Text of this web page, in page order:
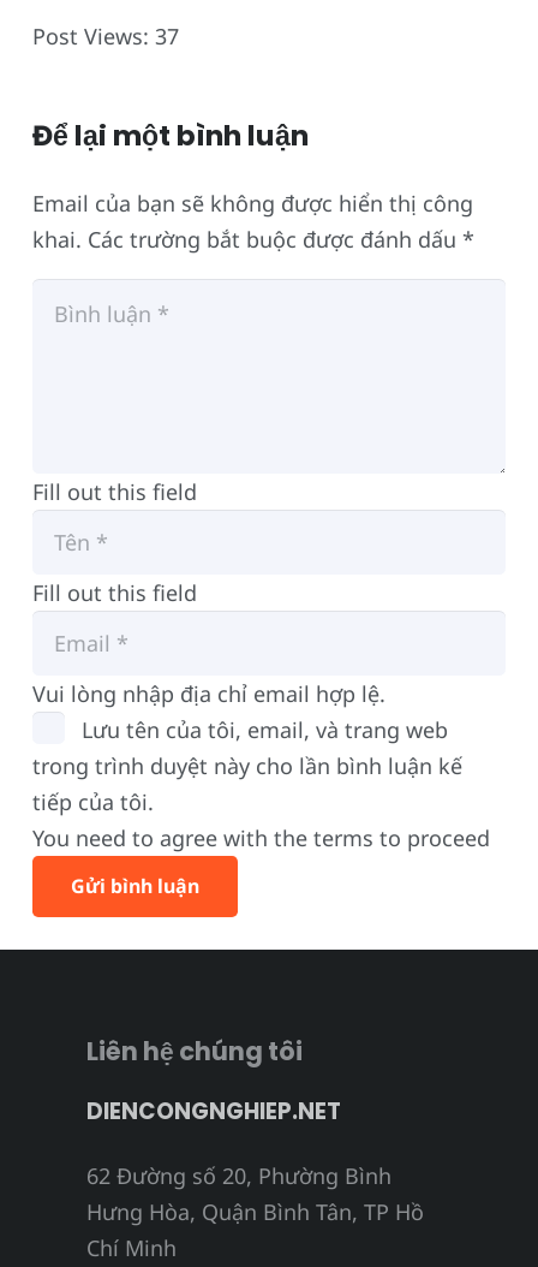
Post Views: 37
Để lại một bình luận
Email của bạn sẽ không được hiển thị công
khai. Các trường bắt buộc được đánh dấu *
Fill out this field
Fill out this field
Vui lòng nhập địa chỉ email hợp lệ.
Lưu tên của tôi, email, và trang web
trong trình duyệt này cho lần bình luận kế
tiếp của tôi.
You need to agree with the terms to proceed
Gửi bình luận
Liên hệ chúng tôi
DIENCONGNGHIEP.NET
62 Đường số 20, Phường Bình
Hưng Hòa, Quận Bình Tân, TP Hồ
Chí Minh